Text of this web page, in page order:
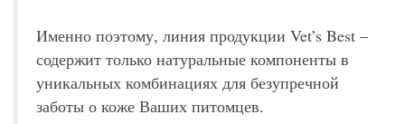
Именно поэтому, линия продукции Vet’s Best –
содержит только натуральные компоненты в
уникальных комбинациях для безупречной
заботы о коже Ваших питомцев.